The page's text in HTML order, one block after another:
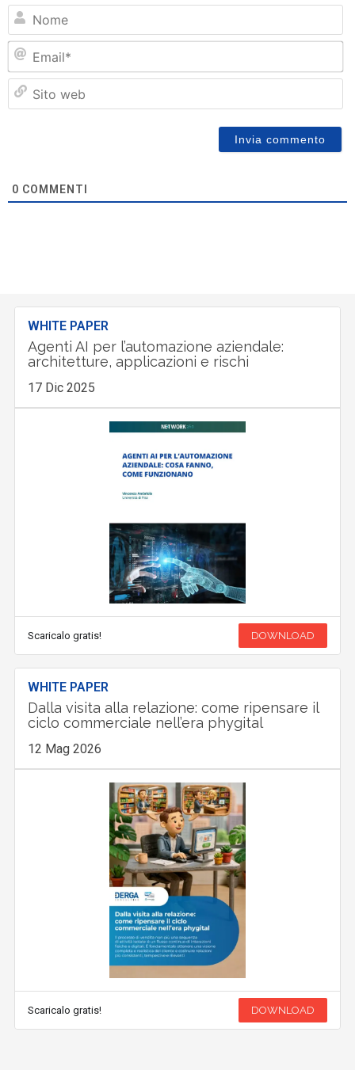
0 COMMENTI
WHITE PAPER
Agenti AI per l’automazione aziendale:
architetture, applicazioni e rischi
17 Dic 2025
Scaricalo gratis! DOWNLOAD
WHITE PAPER
Dalla visita alla relazione: come ripensare il
ciclo commerciale nell’era phygital
12 Mag 2026
Scaricalo gratis! DOWNLOAD